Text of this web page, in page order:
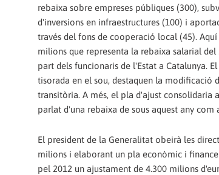
rebaixa sobre empreses públiques (300),
d'inversions en infraestructures (100) i
través del fons de cooperació local (45).
milions que representa la rebaixa salarial del
part dels funcionaris de l'Estat a Catalunya.
tisorada en el sou, destaquen la
transitòria. A més, el pla d'ajust consolidaria
parlat d'una rebaixa de sous aquest any com
El president de la Generalitat obeirà les
milions i elaborant un pla econòmic i
pel 2012 un ajustament de 4.300 milions